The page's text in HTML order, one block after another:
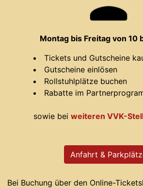
Montag bis Freitag von 10
Tickets und Gutscheine
Gutscheine einlösen
Rollstuhlplätze buchen
Rabatte im
sowie bei weiteren VVK-
Anfahrt &
Bei Buchung über den Online-